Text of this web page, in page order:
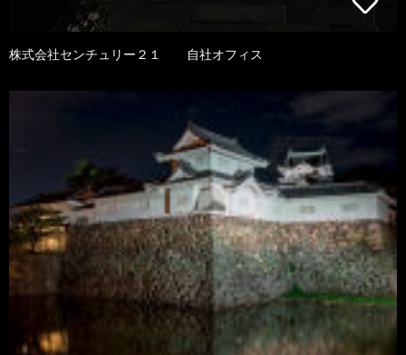
株式会社センチュリー２１ 自社オフィス